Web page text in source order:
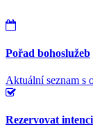
Pořad bohoslužeb
Aktuální seznam s
Rezervovat intenci